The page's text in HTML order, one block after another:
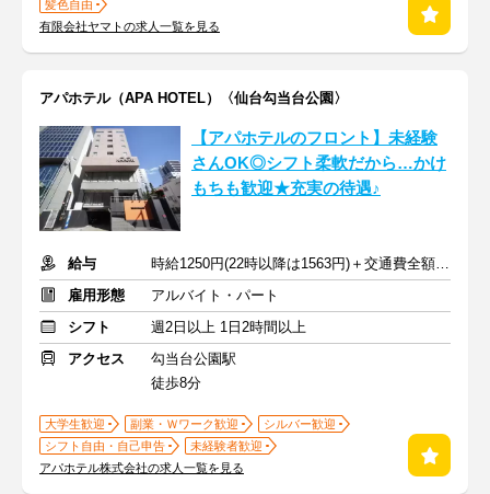
髪色自由
有限会社ヤマトの求人一覧を見る
アパホテル（APA HOTEL）〈仙台勾当台公園〉
【アパホテルのフロント】未経験
さんOK◎シフト柔軟だから…かけ
もちも歓迎★充実の待遇♪
給与
時給1250円(22時以降は1563円)＋交通費全額支給
雇用形態
アルバイト・パート
シフト
週2日以上 1日2時間以上
アクセス
勾当台公園駅
徒歩8分
大学生歓迎 副業・Ｗワーク歓迎
シルバー歓迎
シフト自由・自己申告
未経験者歓迎
アパホテル株式会社の求人一覧を見る